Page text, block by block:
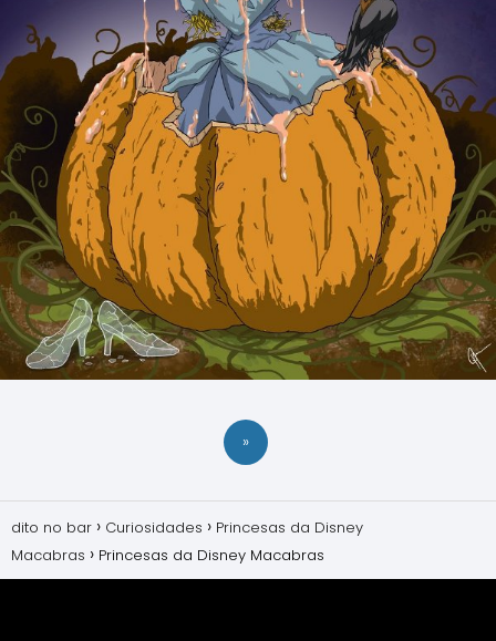
»
dito no bar Curiosidades
Princesas da Disney
Macabras
Princesas da Disney Macabras